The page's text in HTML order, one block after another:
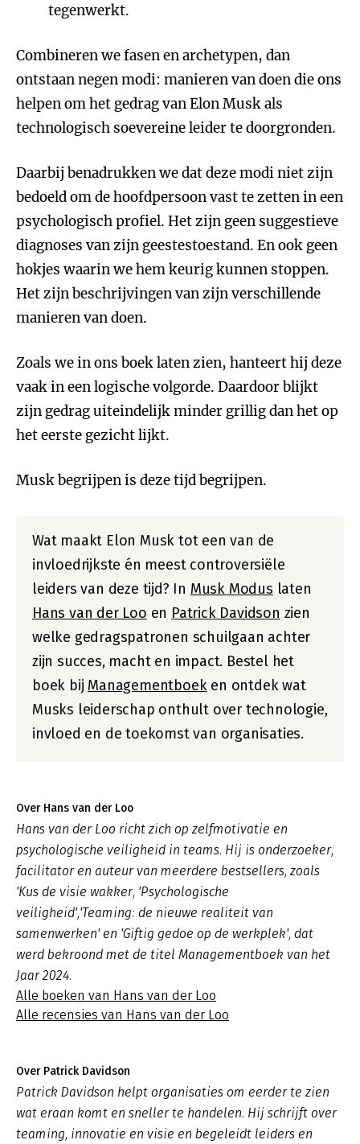
tegenwerkt.
Combineren we fasen en archetypen, dan
ontstaan negen modi: manieren van doen die ons
helpen om het gedrag van Elon Musk als
technologisch soevereine leider te doorgronden.
Daarbij benadrukken we dat deze modi niet zijn
bedoeld om de hoofdpersoon vast te zetten in een
psychologisch profiel. Het zijn geen suggestieve
diagnoses van zijn geestestoestand. En ook geen
hokjes waarin we hem keurig kunnen stoppen.
Het zijn beschrijvingen van zijn verschillende
manieren van doen.
Zoals we in ons boek laten zien, hanteert hij deze
vaak in een logische volgorde. Daardoor blijkt
zijn gedrag uiteindelijk minder grillig dan het op
het eerste gezicht lijkt.
Musk begrijpen is deze tijd begrijpen.
Wat maakt Elon Musk tot een van de
invloedrijkste én meest controversiële
leiders van deze tijd? In Musk Modus laten
Hans van der Loo en Patrick Davidson zien
welke gedragspatronen schuilgaan achter
zijn succes, macht en impact. Bestel het
boek bij Managementboeken ontdek wat
Musks leiderschap onthult over technologie,
invloed en de toekomst van organisaties.
Over Hans van der Loo
Hans van der Loo richt zich op zelfmotivatie en
psychologische veiligheid in teams. Hij is onderzoeker,
facilitator en auteur van meerdere bestsellers, zoals
'Kus de visie wakker, 'Psychologische
veiligheid','Teaming: de nieuwe realiteit van
samenwerken' en 'Giftig gedoe op de werkplek', dat
werd bekroond met de titel Managementboek van het
Jaar 2024.
Alle boeken van Hans van der Loo
Alle recensies van Hans van der Loo
Over Patrick Davidson
Patrick Davidson helpt organisaties om eerder te zien
wat eraan komt en sneller te handelen. Hij schrijft over
teaming, innovatie en visie en begeleidt leiders en